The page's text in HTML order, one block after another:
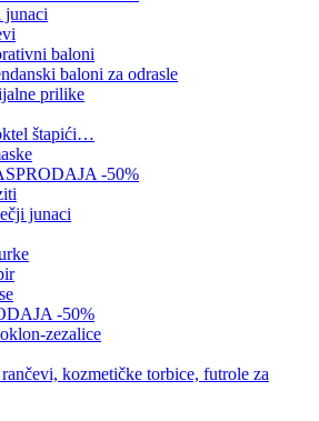
junaci
baloni
baloni za odrasle
prilike
štapići…
-50%
junaci
-50%
zezalice
kozmetičke torbice, futrole za